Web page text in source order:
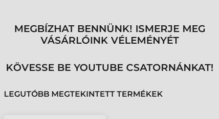
MEGBÍZHAT BENNÜNK! ISMERJE MEG
VÁSÁRLÓINK VÉLEMÉNYÉT
KÖVESSE BE YOUTUBE CSATORNÁNKAT!
LEGUTÓBB MEGTEKINTETT TERMÉKEK